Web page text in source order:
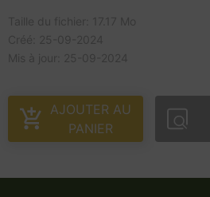
AJOUTER AU
PANIER